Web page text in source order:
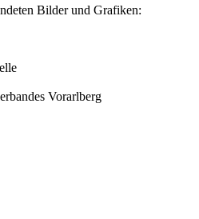
Bilder und Grafiken:
Vorarlberg